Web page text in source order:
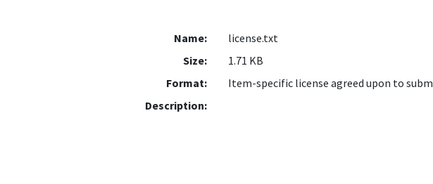
Name:
license.txt
Size:
1.71 KB
Format:
Item-specific license agreed upon to
Description: